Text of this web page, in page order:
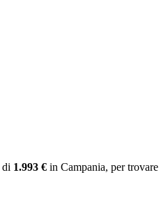
di 1.993 € in Campania, per trovare